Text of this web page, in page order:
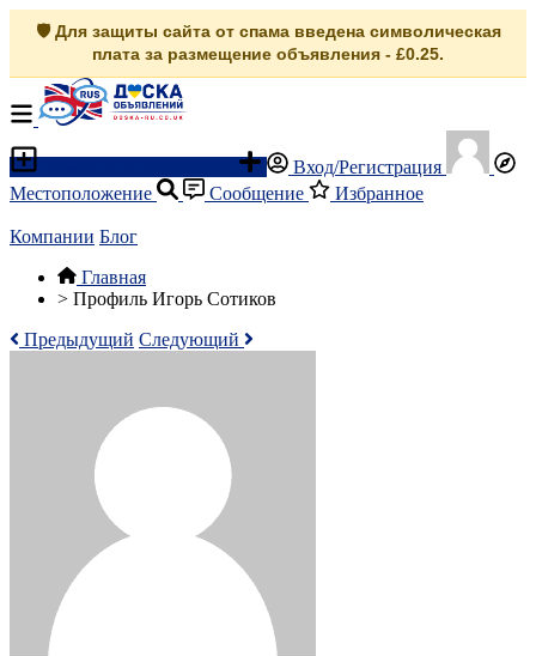
🛡️ Для защиты сайта от спама введена символическая
плата за размещение объявления - £0.25.
Вход/Регистрация
Местоположение
Сообщение Избранное
Компании Блог
Главная
> Профиль Игорь Сотиков
Предыдущий Следующий